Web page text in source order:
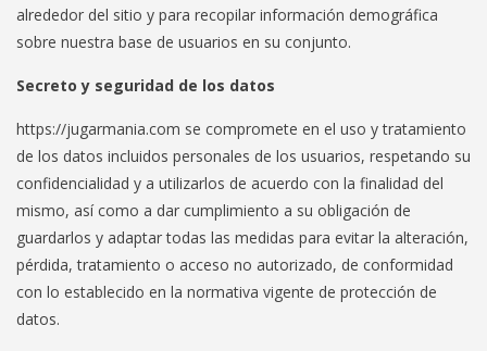
alrededor del sitio y para recopilar información demográfica
sobre nuestra base de usuarios en su conjunto.
Secreto y seguridad de los datos
https://jugarmania.com se compromete en el uso y tratamiento
de los datos incluidos personales de los usuarios, respetando su
confidencialidad y a utilizarlos de acuerdo con la finalidad del
mismo, así como a dar cumplimiento a su obligación de
guardarlos y adaptar todas las medidas para evitar la alteración,
pérdida, tratamiento o acceso no autorizado, de conformidad
con lo establecido en la normativa vigente de protección de
datos.